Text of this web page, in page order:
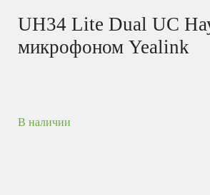
UH34 Lite Dual UC
микрофоном Yealink
В наличии